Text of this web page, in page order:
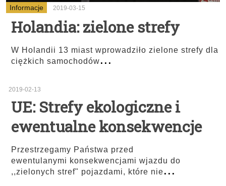
Informacje 2019-03-15
Holandia: zielone strefy
W Holandii 13 miast wprowadziło zielone strefy dla
ciężkich samochodów...
2019-02-13
UE: Strefy ekologiczne i
ewentualne konsekwencje
Przestrzegamy Państwa przed
ewentulanymi konsekwencjami wjazdu do
,,zielonych stref" pojazdami, które nie...